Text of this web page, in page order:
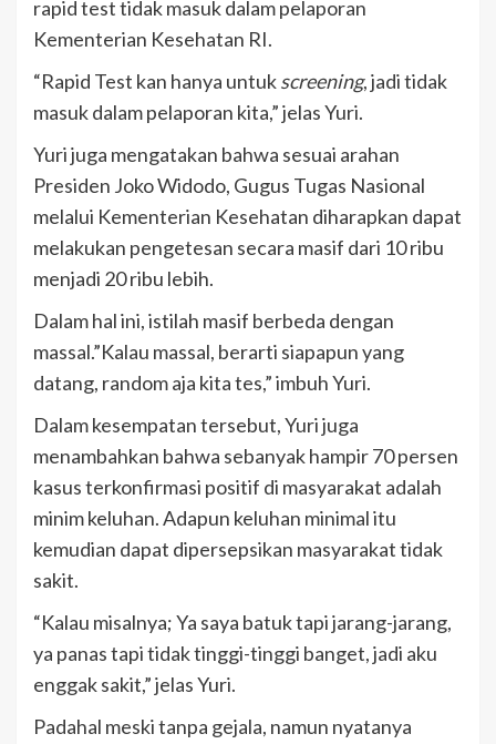
rapid test tidak masuk dalam pelaporan
Kementerian Kesehatan RI.
“Rapid Test kan hanya untukscreening, jadi tidak
masuk dalam pelaporan kita,” jelas Yuri.
Yuri juga mengatakan bahwa sesuai arahan
Presiden Joko Widodo, Gugus Tugas Nasional
melalui Kementerian Kesehatan diharapkan dapat
melakukan pengetesan secara masif dari 10 ribu
menjadi 20 ribu lebih.
Dalam hal ini, istilah masif berbeda dengan
massal.”Kalau massal, berarti siapapun yang
datang, random aja kita tes,” imbuh Yuri.
Dalam kesempatan tersebut, Yuri juga
menambahkan bahwa sebanyak hampir 70 persen
kasus terkonfirmasi positif di masyarakat adalah
minim keluhan. Adapun keluhan minimal itu
kemudian dapat dipersepsikan masyarakat tidak
sakit.
“Kalau misalnya; Ya saya batuk tapi jarang-jarang,
ya panas tapi tidak tinggi-tinggi banget, jadi aku
enggak sakit,” jelas Yuri.
Padahal meski tanpa gejala, namun nyatanya